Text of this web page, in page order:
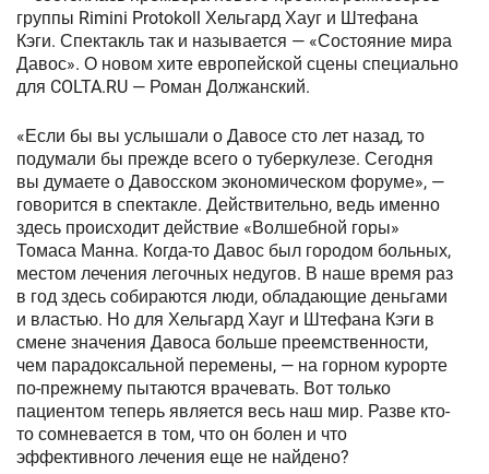
группы Rimini Protokoll Хельгард Хауг и Штефана
Кэги. Спектакль так и называется — «Состояние мира
Давос». О новом хите европейской сцены специально
для COLTA.RU — Роман Должанский.
«Если бы вы услышали о Давосе сто лет назад, то
подумали бы прежде всего о туберкулезе. Сегодня
вы думаете о Давосском экономическом форуме», —
говорится в спектакле. Действительно, ведь именно
здесь происходит действие «Волшебной горы»
Томаса Манна. Когда-то Давос был городом больных,
местом лечения легочных недугов. В наше время раз
в год здесь собираются люди, обладающие деньгами
и властью. Но для Хельгард Хауг и Штефана Кэги в
смене значения Давоса больше преемственности,
чем парадоксальной перемены, — на горном курорте
по-прежнему пытаются врачевать. Вот только
пациентом теперь является весь наш мир. Разве кто-
то сомневается в том, что он болен и что
эффективного лечения еще не найдено?